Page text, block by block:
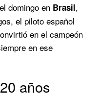
domingo en Brasil,
el piloto español
en el campeón
en ese
años